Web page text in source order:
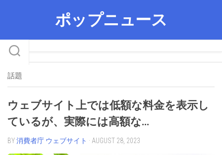
ポップニュース
話題
ウェブサイト上では低額な料金を表示し
ているが、実際には高額な…
BY消費者庁 ウェブサイト · AUGUST 28, 2023